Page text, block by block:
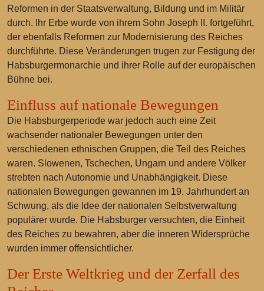
Reformen in der Staatsverwaltung, Bildung und im Militär
durch. Ihr Erbe wurde von ihrem Sohn Joseph II. fortgeführt,
der ebenfalls Reformen zur Modernisierung des Reiches
durchführte. Diese Veränderungen trugen zur Festigung der
Habsburgermonarchie und ihrer Rolle auf der europäischen
Bühne bei.
Einfluss auf nationale Bewegungen
Die Habsburgerperiode war jedoch auch eine Zeit
wachsender nationaler Bewegungen unter den
verschiedenen ethnischen Gruppen, die Teil des Reiches
waren. Slowenen, Tschechen, Ungarn und andere Völker
strebten nach Autonomie und Unabhängigkeit. Diese
nationalen Bewegungen gewannen im 19. Jahrhundert an
Schwung, als die Idee der nationalen Selbstverwaltung
populärer wurde. Die Habsburger versuchten, die Einheit
des Reiches zu bewahren, aber die inneren Widersprüche
wurden immer offensichtlicher.
Der Erste Weltkrieg und der Zerfall des